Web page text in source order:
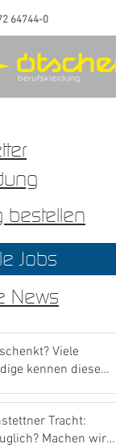
64744-0
bestellen
Jobs
News
Viele
kennen diese
Tracht:
Machen wir